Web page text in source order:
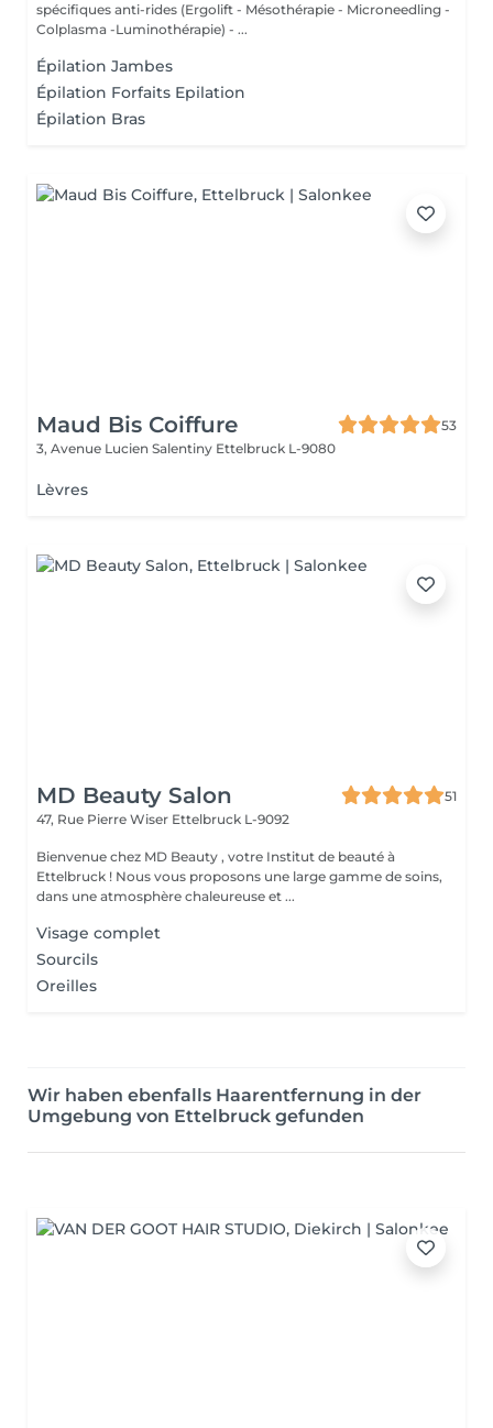
spécifiques anti-rides (Ergolift - Mésothérapie - Microneedling -
Colplasma -Luminothérapie) - ...
Épilation Jambes
Épilation Forfaits Epilation
Épilation Bras
Maud Bis Coiffure
53
3, Avenue Lucien Salentiny Ettelbruck L-9080
Lèvres
MD Beauty Salon
51
47, Rue Pierre Wiser Ettelbruck L-9092
Bienvenue chez MD Beauty , votre Institut de beauté à
Ettelbruck ! Nous vous proposons une large gamme de soins,
dans une atmosphère chaleureuse et ...
Visage complet
Sourcils
Oreilles
Wir haben ebenfalls Haarentfernung in der
Umgebung von Ettelbruck gefunden